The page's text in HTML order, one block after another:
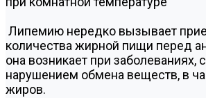
Липемию нередко вызывает
количества жирной пищи перед
она возникает при заболеваниях,
нарушением обмена веществ, в
жиров.